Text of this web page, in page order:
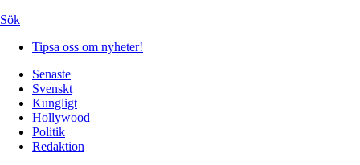
Sök
Tipsa oss om nyheter!
Senaste
Svenskt
Kungligt
Hollywood
Politik
Redaktion